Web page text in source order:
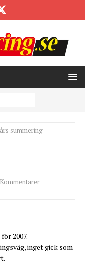
summering
Kommentarer
2007.
inget gick som